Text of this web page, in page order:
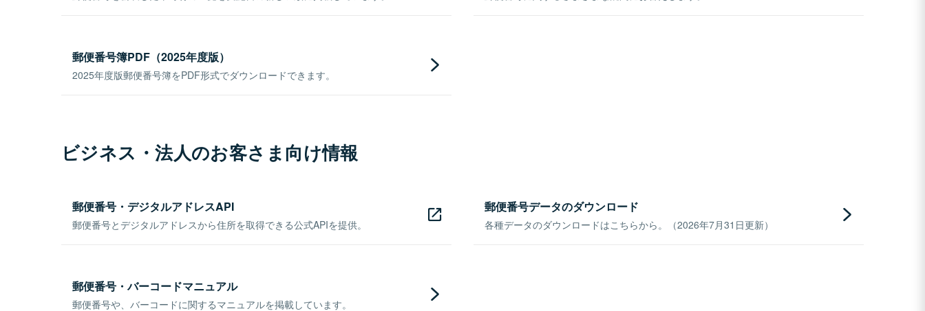
郵便番号簿PDF（2025年度版）
2025年度版郵便番号簿をPDF形式でダウンロードできます。
ビジネス・法人のお客さま向け情報
郵便番号・デジタルアドレスAPI
郵便番号とデジタルアドレスから住所を取得できる公式APIを提供。
郵便番号データのダウンロード
各種データのダウンロードはこちらから。（2026年7月31日更新）
郵便番号・バーコードマニュアル
郵便番号や、バーコードに関するマニュアルを掲載しています。